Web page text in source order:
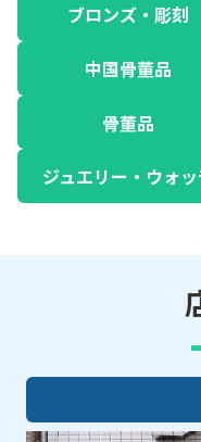
ブロンズ・彫刻
中国骨董品
骨董品
ジュエリー・ウォ